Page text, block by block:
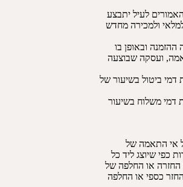
לעיל יתבצע
ולמכירה מחדש
ובאופן בו
ועסקה שבוצעה
ביטול בשיעור של
דמי משלוח בשיעור
אי התאמה של
כפי שיוצג ליד כל
החזרה או החלפה של
כספי או החלפה